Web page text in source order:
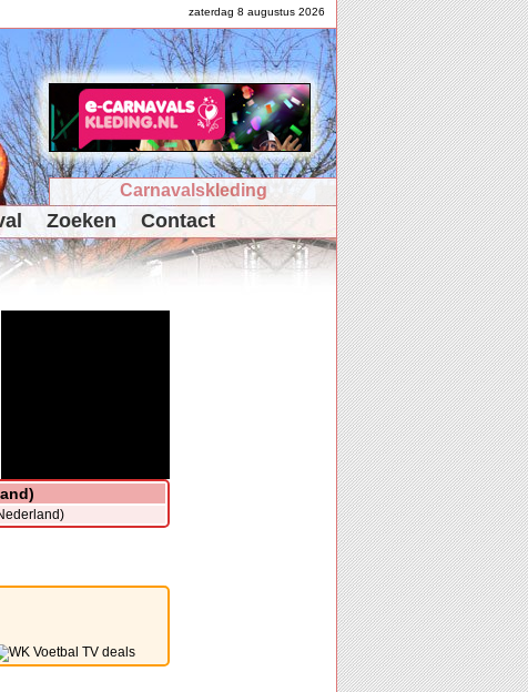
zaterdag 8 augustus 2026
Carnavalskleding
Zoeken Contact